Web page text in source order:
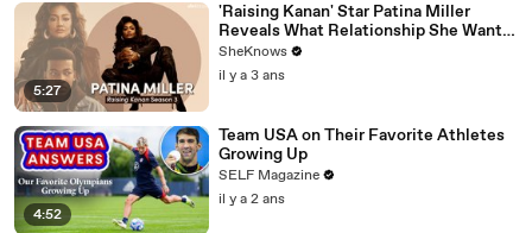
5:27
'Raising Kanan' Star Patina Miller
Reveals What Relationship She Wants
For Her Character
SheKnows
il y a 3 ans
4:52
Team USA on Their Favorite Athletes
Growing Up
SELF Magazine
il y a 2 ans